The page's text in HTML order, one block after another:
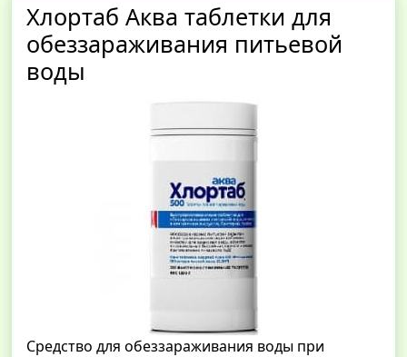
Хлортаб Аква таблетки для
обеззараживания питьевой
воды
Средство для обеззараживания воды при